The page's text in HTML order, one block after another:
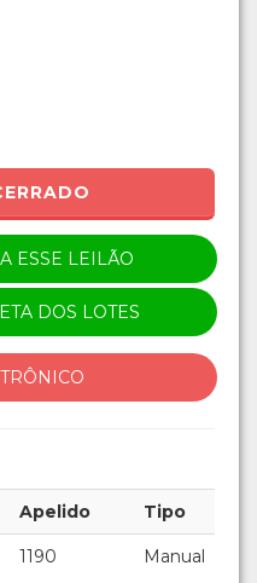
ESSE LEILÃO
DOS LOTES
Apelido Tipo
1190 Manual